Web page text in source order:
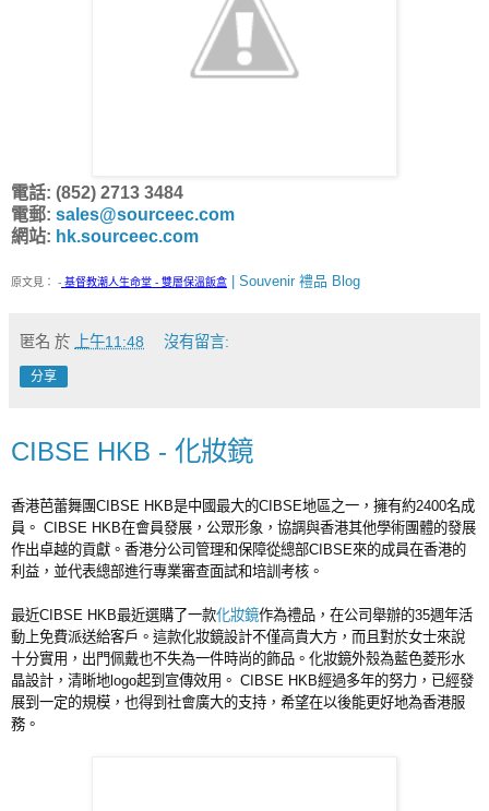
電話: (852) 2713 3484
電郵: sales@sourceec.com
網站: hk.sourceec.com
原文見： - 基督教潮人生命堂 - 雙層保溫飯盒 | Souvenir 禮品 Blog
匿名 於 上午11:48 沒有留言:
分享
CIBSE HKB - 化妝鏡
香港芭蕾舞團CIBSE HKB是中國最大的CIBSE地區之一，擁有約2400名成
員。 CIBSE HKB在會員發展，公眾形象，協調與香港其他學術團體的發展
作出卓越的貢獻。香港分公司管理和保障從總部CIBSE來的成員在香港的
利益，並代表總部進行專業審查面試和培訓考核。
最近CIBSE HKB最近選購了一款化妝鏡作為禮品，在公司舉辦的35週年活
動上免費派送給客戶。這款化妝鏡設計不僅高貴大方，而且對於女士來說
十分實用，出門佩戴也不失為一件時尚的飾品。化妝鏡外殼為藍色菱形水
晶設計，清晰地logo起到宣傳效用。 CIBSE HKB經過多年的努力，已經發
展到一定的規模，也得到社會廣大的支持，希望在以後能更好地為香港服
務。